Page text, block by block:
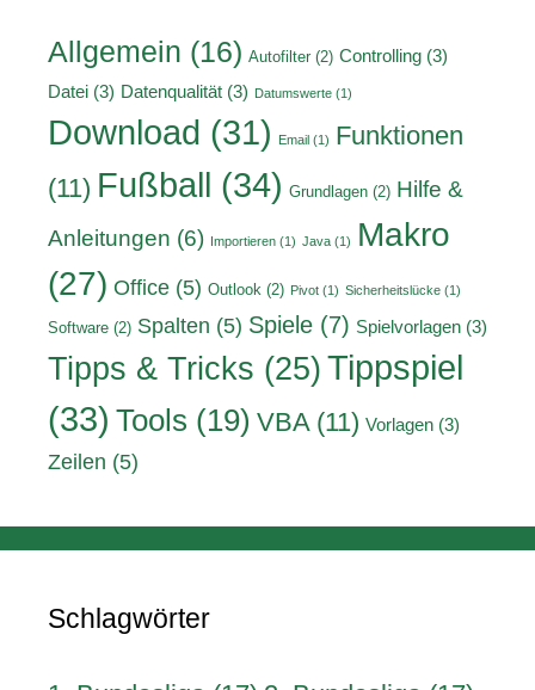
Allgemein (16) Autofilter (2) Controlling (3)
Datei (3) Datenqualität (3) Datumswerte (1)
Download (31) Email (1) Funktionen
(11) Fußball (34) Grundlagen (2) Hilfe &
Anleitungen (6) Importieren (1) Java (1)
Makro
(27) Office (5) Outlook (2) Pivot (1) Sicherheitslücke (1)
Software (2) Spalten (5) Spiele (7) Spielvorlagen (3)
Tipps & Tricks (25)Tippspiel
(33) Tools (19) VBA (11) Vorlagen (3)
Zeilen (5)
Schlagwörter